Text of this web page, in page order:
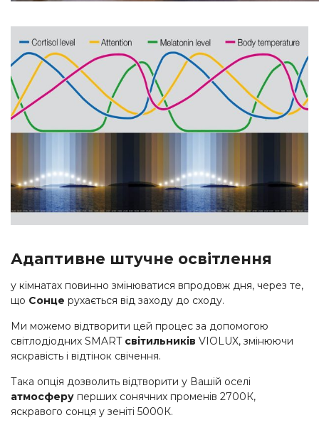
Адаптивне штучне освітлення
у кімнатах повинно змінюватися впродовж дня, через те,
що Сонце рухається від заходу до сходу.
Ми можемо відтворити цей процес за допомогою
світлодіодних SMART світильників VIOLUX, змінюючи
яскравість і відтінок свічення.
Така опція дозволить відтворити у Вашій оселі
атмосферу перших сонячних променів 2700К,
яскравого сонця у зеніті 5000К.